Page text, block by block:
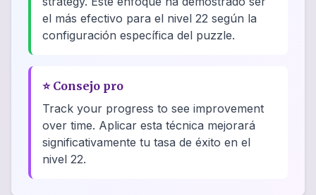
el más efectivo para el nivel 22 según la
configuración específica del puzzle.
⭐ Consejo pro
Track your progress to see improvement
over time. Aplicar esta técnica mejorará
significativamente tu tasa de éxito en el
nivel 22.